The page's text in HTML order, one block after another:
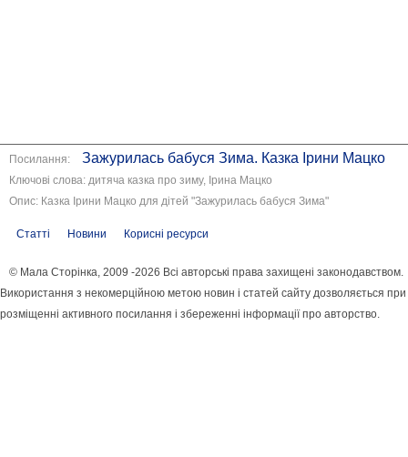
Посилання: Зажурилась бабуся Зима. Казка Ірини Мацко
Ключові слова: дитяча казка про зиму, Ірина Мацко
Опис: Казка Ірини Мацко для дітей "Зажурилась бабуся Зима"
Статті Новини Корисні ресурси
© Мала Сторінка, 2009 -2026 Всі авторські права захищені законодавством.
Використання з некомерційною метою новин і статей сайту дозволяється при
розміщенні активного посилання і збереженні інформації про авторство.